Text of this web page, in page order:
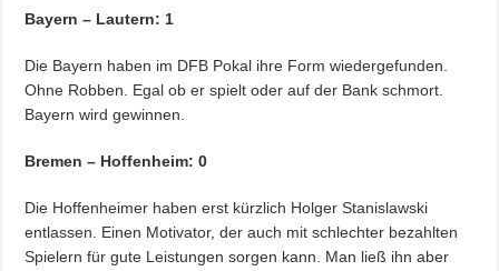
Bayern – Lautern: 1
Die Bayern haben im DFB Pokal ihre Form wiedergefunden.
Ohne Robben. Egal ob er spielt oder auf der Bank schmort.
Bayern wird gewinnen.
Bremen – Hoffenheim: 0
Die Hoffenheimer haben erst kürzlich Holger Stanislawski
entlassen. Einen Motivator, der auch mit schlechter bezahlten
Spielern für gute Leistungen sorgen kann. Man ließ ihn aber